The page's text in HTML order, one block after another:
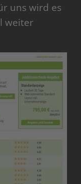
uns wird es
weiter